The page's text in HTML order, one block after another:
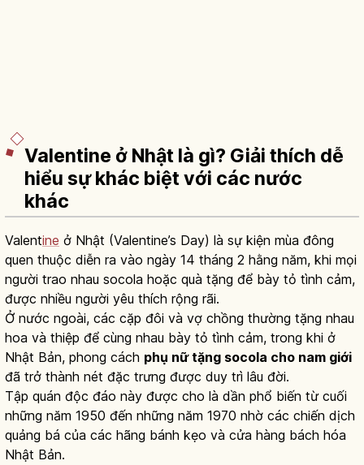
Valentine ở Nhật là gì? Giải thích dễ
hiểu sự khác biệt với các nước
khác
Valentine ở Nhật (Valentine’s Day) là sự kiện mùa đông
quen thuộc diễn ra vào ngày 14 tháng 2 hằng năm, khi mọi
người trao nhau socola hoặc quà tặng để bày tỏ tình cảm,
được nhiều người yêu thích rộng rãi.
Ở nước ngoài, các cặp đôi và vợ chồng thường tặng nhau
hoa và thiệp để cùng nhau bày tỏ tình cảm, trong khi ở
Nhật Bản, phong cách phụ nữ tặng socola cho nam giới
đã trở thành nét đặc trưng được duy trì lâu đời.
Tập quán độc đáo này được cho là dần phổ biến từ cuối
những năm 1950 đến những năm 1970 nhờ các chiến dịch
quảng bá của các hãng bánh kẹo và cửa hàng bách hóa
Nhật Bản.